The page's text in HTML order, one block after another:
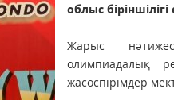
облыс біріншілігі
Жарыс
олимпиадалық
жасөспірімдер